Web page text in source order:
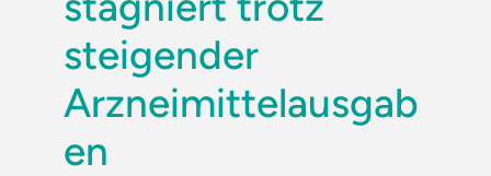
steigender
Arzneimittelausgab
en